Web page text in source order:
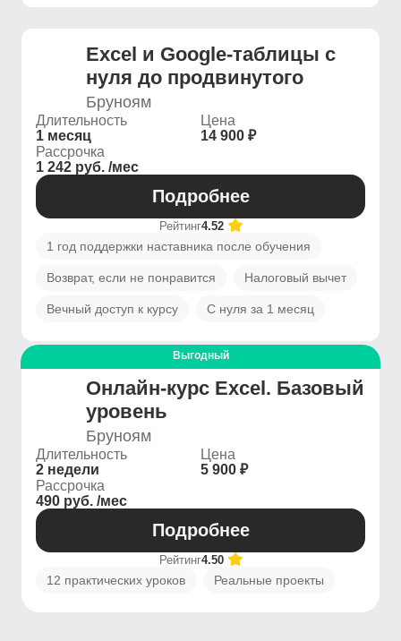
Excel и Google-таблицы с
нуля до продвинутого
Бруноям
Длительность
1 месяц
Цена
14 900 ₽
Рассрочка
1 242 руб. /мес
Подробнее
Рейтинг4.52
1 год поддержки наставника после обучения
Возврат, если не понравится Налоговый вычет
Вечный доступ к курсу С нуля за 1 месяц
Выгодный
Онлайн-курс Excel. Базовый
уровень
Бруноям
Длительность
2 недели
Цена
5 900 ₽
Рассрочка
490 руб. /мес
Подробнее
Рейтинг4.50
12 практических уроков Реальные проекты